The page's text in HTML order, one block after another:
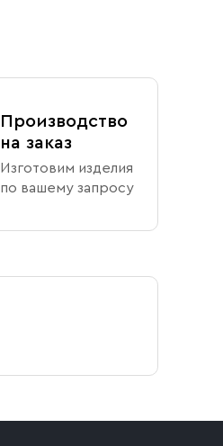
Производство
на заказ
Изготовим изделия
по вашему запросу